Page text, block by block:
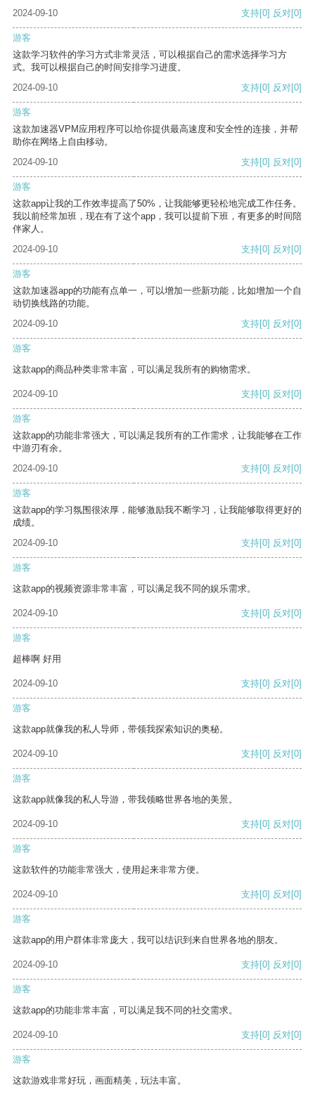
2024-09-10 支持[0] 反对[0]
游客
这款学习软件的学习方式非常灵活，可以根据自己的需求选择学习方
式。我可以根据自己的时间安排学习进度。
2024-09-10
支持[0] 反对[0]
游客
这款加速器VPM应用程序可以给你提供最高速度和安全性的连接，并帮
助你在网络上自由移动。
2024-09-10
支持[0] 反对[0]
游客
这款app让我的工作效率提高了50%，让我能够更轻松地完成工作任务。
我以前经常加班，现在有了这个app，我可以提前下班，有更多的时间陪
伴家人。
2024-09-10
支持[0] 反对[0]
游客
这款加速器app的功能有点单一，可以增加一些新功能，比如增加一个自
动切换线路的功能。
2024-09-10
支持[0] 反对[0]
游客
这款app的商品种类非常丰富，可以满足我所有的购物需求。
2024-09-10 支持[0] 反对[0]
游客
这款app的功能非常强大，可以满足我所有的工作需求，让我能够在工作
中游刃有余。
2024-09-10
支持[0] 反对[0]
游客
这款app的学习氛围很浓厚，能够激励我不断学习，让我能够取得更好的
成绩。
2024-09-10
支持[0] 反对[0]
游客
这款app的视频资源非常丰富，可以满足我不同的娱乐需求。
2024-09-10 支持[0] 反对[0]
游客
超棒啊 好用
2024-09-10 支持[0] 反对[0]
游客
这款app就像我的私人导师，带领我探索知识的奥秘。
2024-09-10 支持[0] 反对[0]
游客
这款app就像我的私人导游，带我领略世界各地的美景。
2024-09-10 支持[0] 反对[0]
游客
这款软件的功能非常强大，使用起来非常方便。
2024-09-10 支持[0] 反对[0]
游客
这款app的用户群体非常庞大，我可以结识到来自世界各地的朋友。
2024-09-10 支持[0] 反对[0]
游客
这款app的功能非常丰富，可以满足我不同的社交需求。
2024-09-10 支持[0] 反对[0]
游客
这款游戏非常好玩，画面精美，玩法丰富。